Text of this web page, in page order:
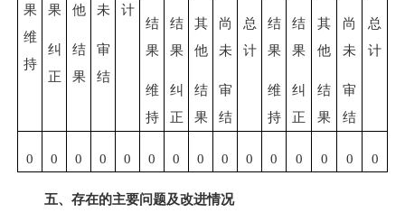
果
维
持
果
纠
正
他
结
果
未
审
结
计
结
果
维
持
结
果
纠
正
其
他
结
果
尚
未
审
结
总
计
结
果
维
持
结
果
纠
正
其
他
结
果
尚
未
审
结
总
计
0 0 0 0 0 0 0 0 0 0 0 0 0 0 0
五、存在的主要问题及改进情况